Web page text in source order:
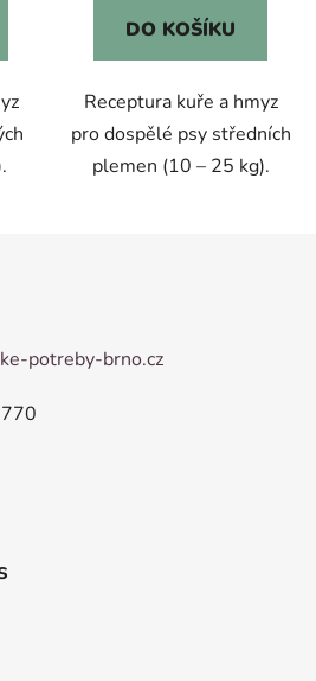
DO KOŠÍKU
Receptura kuře a hmyz
pro dospělé psy středních
plemen (10 – 25 kg).
potreby-brno.cz